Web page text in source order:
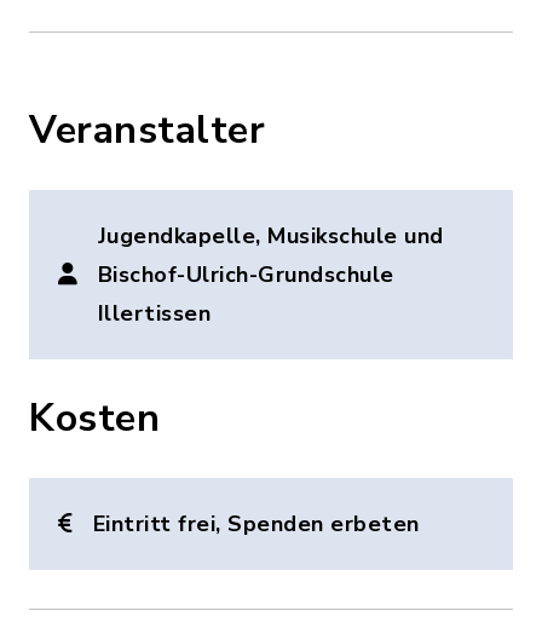
Veranstalter
Jugendkapelle, Musikschule und
Bischof-Ulrich-Grundschule
Illertissen
Kosten
Eintritt frei, Spenden erbeten